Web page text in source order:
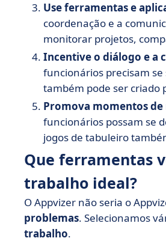
Use ferramentas e
coordenação e a
monitorar projetos,
Incentive o diálogo e a
funcionários precisam
também pode ser criado
Promova momentos
funcionários possam se
jogos de tabuleiro
Que ferramentas
trabalho ideal?
O Appvizer não seria o
problemas. Selecionamos
trabalho.